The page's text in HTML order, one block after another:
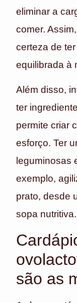
eliminar a
comer.
certeza de
equilibrada à
Além disso,
ter
permite criar
esforço. Ter
leguminosas
exemplo,
prato, desde
sopa nutritiva.
são as